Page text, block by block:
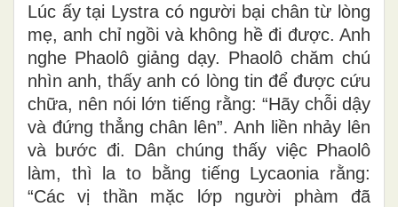
Lúc ấy tại Lystra có người bại chân từ lòng
mẹ, anh chỉ ngồi và không hề đi được. Anh
nghe Phaolô giảng dạy. Phaolô chăm chú
nhìn anh, thấy anh có lòng tin để được cứu
chữa, nên nói lớn tiếng rằng: “Hãy chỗi dậy
và đứng thẳng chân lên”. Anh liền nhảy lên
và bước đi. Dân chúng thấy việc Phaolô
làm, thì la to bằng tiếng Lycaonia rằng:
“Các vị thần mặc lớp người phàm đã